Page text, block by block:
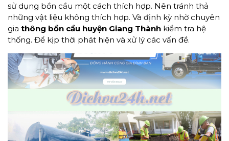
sử dụng bồn cầu một cách thích hợp. Nên tránh thả
những vật liệu không thích hợp. Và định kỳ nhờ chuyên
gia thông bồn cầu huyện Giang Thành kiểm tra hệ
thống. Để kịp thời phát hiện và xử lý các vấn đề.